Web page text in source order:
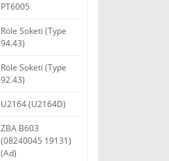
PT6005
Röle Soketi (Type
94.43)
Röle Soketi (Type
92.43)
U2164 (U2164D)
ZBA B603
(08240045 19131)
(Ad)